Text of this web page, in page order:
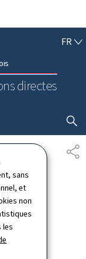
sans
et
non
les
directes
FR